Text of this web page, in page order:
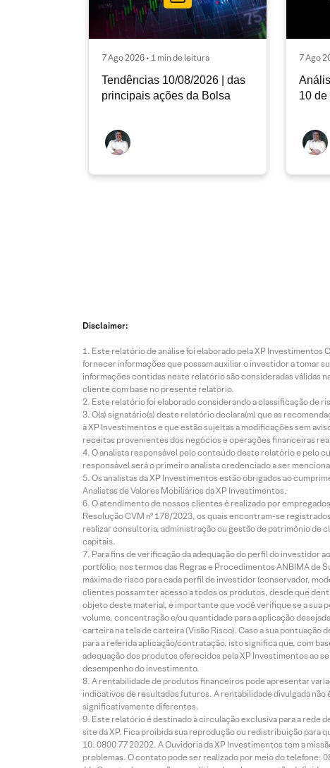
7 Ago 2026 • 1 min de leitura
Tendências 10/08/2026 | das
principais ações da Bolsa
7 Ago
10 de
Disclaimer:
Este relatório de análise foi elaborado pela XP Investimentos
fornecer informações que possam auxiliar o investidor a tomar
informações contidas neste relatório são consideradas válidas
cliente com base no presente relatório.
Este relatório foi elaborado considerando a classificação de
O(s) signatário(s) deste relatório declara(m) que as
à XP Investimentos e que estão sujeitas a modificações sem
receitas provenientes dos negócios e operações financeiras
O analista responsável pelo conteúdo deste relatório e pelo
responsável será o primeiro analista credenciado a ser
Os analistas da XP Investimentos estão obrigados ao
Analistas de Valores Mobiliários da XP Investimentos.
O atendimento de nossos clientes é realizado por
Resolução CVM nº 178/2023, os quais encontram-se
realizar consultoria, administração ou gestão de patrimônio de
capitais.
Para fins de verificação da adequação do perfil do investidor
portfólio, nos termos das Regras e Procedimentos ANBIMA de
máxima de risco para cada perfil de investidor (conservador,
clientes possam ter acesso a todos os produtos, desde que
objeto deste material, é importante que você verifique se a sua
volume, concentração e/ou quantidade para a aplicação
carteira na tela de carteira (Visão Risco). Caso a sua
para a referida aplicação/contratação, isto significa que, com
adequação dos produtos oferecidos pela XP Investimentos ao
desempenho do investimento.
A rentabilidade de produtos financeiros pode apresentar
indicativos de resultados futuros. A rentabilidade divulgada não
significativamente diferentes.
Este relatório é destinado à circulação exclusiva para a rede
site da XP. Fica proibida sua reprodução ou redistribuição para
0800 77 20202. A Ouvidoria da XP Investimentos tem a
problemas. O contato pode ser realizado por meio do telefone: